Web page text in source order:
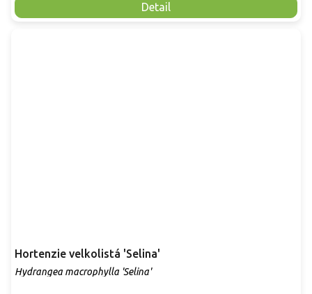
Detail
Hortenzie velkolistá 'Selina'
Hydrangea macrophylla 'Selina'